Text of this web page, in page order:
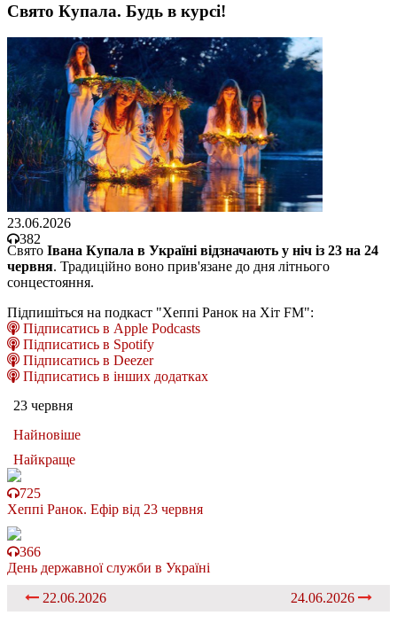
Свято Купала. Будь в курсі!
23.06.2026
382
Свято Івана Купала в Україні відзначають у ніч із 23 на 24
червня. Традиційно воно прив'язане до дня літнього
сонцестояння.
Підпишіться на подкаст "Хеппі Ранок на Хіт FM":
Підписатись в Apple Podcasts
Підписатись в Spotify
Підписатись в Deezer
Підписатись в інших додатках
23 червня
Найновіше
Найкраще
725
Хеппі Ранок. Ефір від 23 червня
366
День державної служби в Україні
22.06.2026
24.06.2026